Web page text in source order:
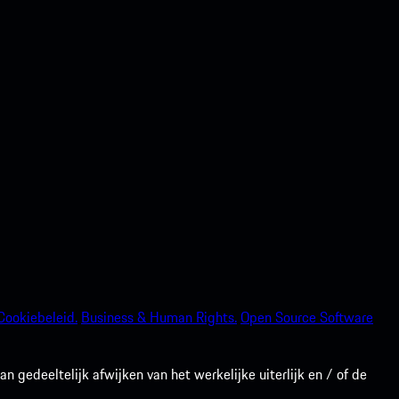
Business & Human Rights.Open Source Software
gedeeltelijk afwijken van het werkelijke uiterlijk en / of de